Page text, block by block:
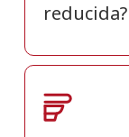
reducida?